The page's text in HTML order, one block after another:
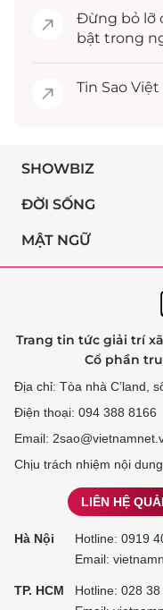
Đừng bỏ lỡ
bật trong
Tin Sao Việt
SHOWBIZ
ĐỜI SỐNG
MẬT NGỮ
Trang tin tức giải trí
Cổ phần
Địa chỉ: Tòa nhà C’land,
Điện thoại: 094 388 8166
Email:
Chịu trách nhiệm nội
LIÊN HỆ
Hà Nội Hotline: 0919
Email:
TP. HCM Hotline: 028 38